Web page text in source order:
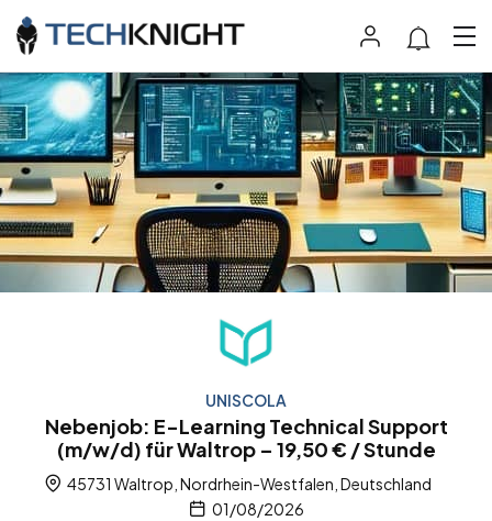
UNISCOLA
Nebenjob: E-Learning Technical Support
(m/w/d) für Waltrop – 19,50 € / Stunde
45731 Waltrop, Nordrhein-Westfalen, Deutschland
01/08/2026